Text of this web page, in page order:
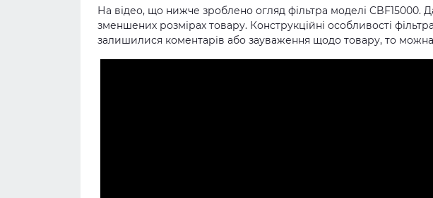
На відео, що нижче зроблено огляд фільтра моделі CBF15000.
зменшених розмірах товару. Конструкційні особливості
залишилися коментарів або зауваження щодо товару, то можна